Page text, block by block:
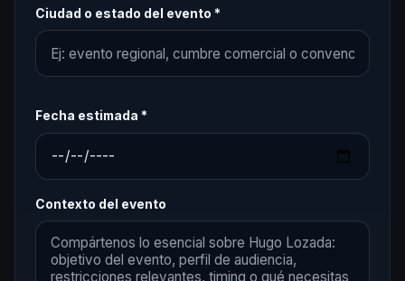
Ciudad o estado del evento *
Fecha estimada *
Contexto del evento